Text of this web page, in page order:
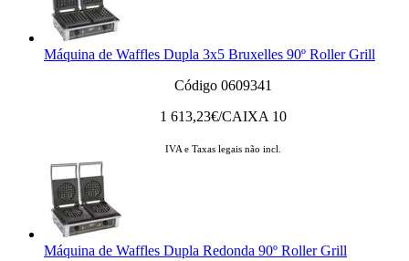
Máquina de Waffles Dupla 3x5 Bruxelles 90º Roller Grill
Código 0609341
1 613,23€/CAIXA 10
IVA e Taxas legais não incl.
Máquina de Waffles Dupla Redonda 90º Roller Grill